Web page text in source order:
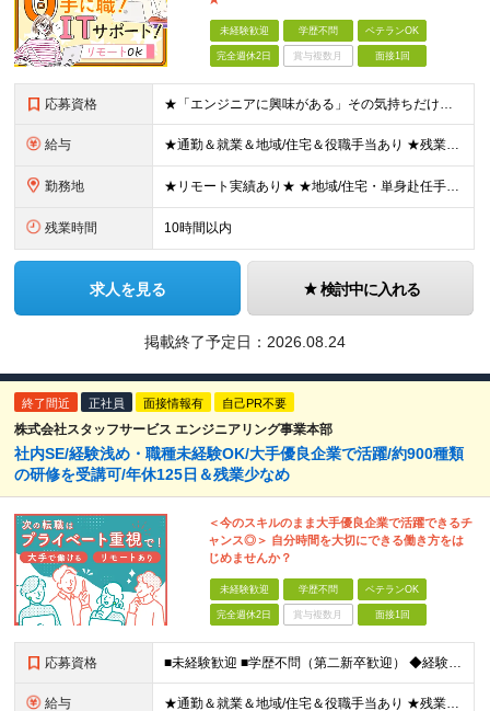
未経験歓迎 学歴不問 ベテランOK
完全週休2日 賞与複数月 面接1回
応募資格 ★「エンジニアに興味がある」その気持ちだけでOK！ ■学歴不問 ■IT知識・実務経験は一切不問！未経験・第二新卒大歓迎 ★ITサポート・IT事務やエンジニアの経験をお持ちの方は優遇します！ 地方在住
給与 ★通勤＆就業＆地域/住宅＆役職手当あり ★残業代は全額支給 ★選べる給与制度あり！ ■東京・神奈川・千葉・埼玉勤務の場合 月給24.5万円～55万円＋諸手当 （残業代は全額支給） (20,000円の
勤務地 ★リモート実績あり★ ★地域/住宅・単身赴任手当などサポートも万全 ★転任費用や寮・社宅制度も完備しています ★勤務地については希望を考慮の上、決定します 『地元で働きたい』『新天地で挑戦したい』と
残業時間 10時間以内
求人を見る 検討中に入れる
掲載終了予定日： 2026.08.24
終了間近 正社員 面接情報有 自己PR不要
株式会社スタッフサービス エンジニアリング事業本部
社内SE/経験浅め・職種未経験OK/大手優良企業で活躍/約900種類
の研修を受講可/年休125日＆残業少なめ
＜今のスキルのまま大手優良企業で活躍できるチ
ャンス◎＞ 自分時間を大切にできる働き方をは
じめませんか？
未経験歓迎 学歴不問 ベテランOK
完全週休2日 賞与複数月 面接1回
応募資格 ■未経験歓迎 ■学歴不問（第二新卒歓迎） ◆経験は一切問いません ◆転職回数・ブランク期間も不問 ◆面接というよりは“リラックス面談”です ≪こんな方をお待ちしています≫ ・地道にコツコツ作業が得
給与 ★通勤＆就業＆地域/住宅＆役職手当あり ★残業代は全額支給 ★選べる給与制度あり！ ■東京・神奈川・千葉・埼玉勤務の場合 月給24.5万円～55万円＋諸手当 （残業代は全額支給） (20,000円の